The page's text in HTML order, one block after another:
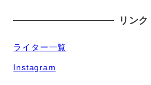
リンク
ライター一覧
Instagram